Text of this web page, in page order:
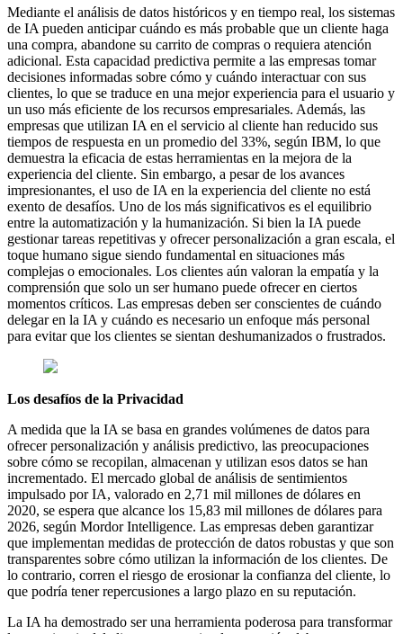
Mediante el análisis de datos históricos y en tiempo real, los sistemas
de IA pueden anticipar cuándo es más probable que un cliente haga
una compra, abandone su carrito de compras o requiera atención
adicional. Esta capacidad predictiva permite a las empresas tomar
decisiones informadas sobre cómo y cuándo interactuar con sus
clientes, lo que se traduce en una mejor experiencia para el usuario y
un uso más eficiente de los recursos empresariales. Además, las
empresas que utilizan IA en el servicio al cliente han reducido sus
tiempos de respuesta en un promedio del 33%, según IBM, lo que
demuestra la eficacia de estas herramientas en la mejora de la
experiencia del cliente. Sin embargo, a pesar de los avances
impresionantes, el uso de IA en la experiencia del cliente no está
exento de desafíos. Uno de los más significativos es el equilibrio
entre la automatización y la humanización. Si bien la IA puede
gestionar tareas repetitivas y ofrecer personalización a gran escala, el
toque humano sigue siendo fundamental en situaciones más
complejas o emocionales. Los clientes aún valoran la empatía y la
comprensión que solo un ser humano puede ofrecer en ciertos
momentos críticos. Las empresas deben ser conscientes de cuándo
delegar en la IA y cuándo es necesario un enfoque más personal
para evitar que los clientes se sientan deshumanizados o frustrados.
Los desafíos de la Privacidad
A medida que la IA se basa en grandes volúmenes de datos para
ofrecer personalización y análisis predictivo, las preocupaciones
sobre cómo se recopilan, almacenan y utilizan esos datos se han
incrementado. El mercado global de análisis de sentimientos
impulsado por IA, valorado en 2,71 mil millones de dólares en
2020, se espera que alcance los 15,83 mil millones de dólares para
2026, según Mordor Intelligence. Las empresas deben garantizar
que implementan medidas de protección de datos robustas y que son
transparentes sobre cómo utilizan la información de los clientes. De
lo contrario, corren el riesgo de erosionar la confianza del cliente, lo
que podría tener repercusiones a largo plazo en su reputación.
La IA ha demostrado ser una herramienta poderosa para transformar